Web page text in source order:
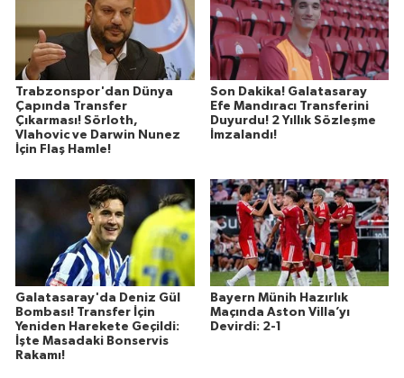
Trabzonspor'dan Dünya
Çapında Transfer
Çıkarması! Sörloth,
Vlahovic ve Darwin Nunez
İçin Flaş Hamle!
Son Dakika! Galatasaray
Efe Mandıracı Transferini
Duyurdu! 2 Yıllık Sözleşme
İmzalandı!
Galatasaray'da Deniz Gül
Bombası! Transfer İçin
Yeniden Harekete Geçildi:
İşte Masadaki Bonservis
Rakamı!
Bayern Münih Hazırlık
Maçında Aston Villa’yı
Devirdi: 2-1